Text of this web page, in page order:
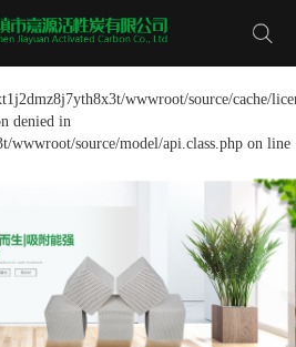
wwwroot/source/cache/
denied in
wwwroot/source/model/api.class.php on line